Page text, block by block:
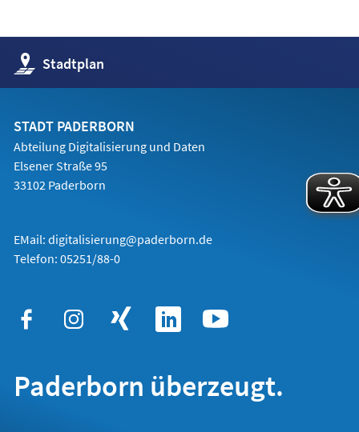
Stadtplan
(Öffnet
in
einem
Tab)
STADT PADERBORN
Abteilung Digitalisierung und Daten
Elsener Straße 95
33102 Paderborn
EMail: digitalisierung@paderborn.de
Telefon: 05251/88-0
Paderborn überzeugt.